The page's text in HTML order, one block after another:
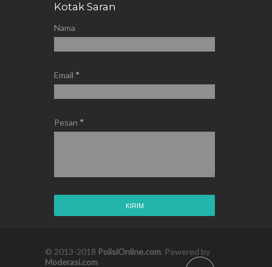
Kotak Saran
Nama
Email *
Pesan *
© 2013-2018 PolisiOnline.com. Powered by
Moderasi.com